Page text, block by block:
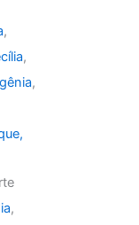
,
,
,
,